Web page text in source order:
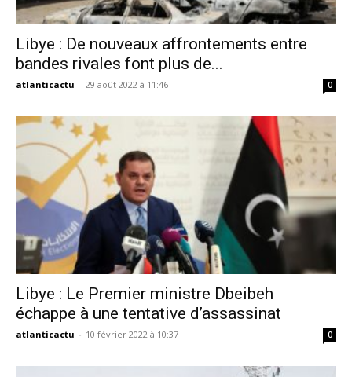
Libye : De nouveaux affrontements entre
bandes rivales font plus de...
atlanticactu - 29 août 2022 à 11:46 0
Libye : Le Premier ministre Dbeibeh
échappe à une tentative d’assassinat
atlanticactu - 10 février 2022 à 10:37 0